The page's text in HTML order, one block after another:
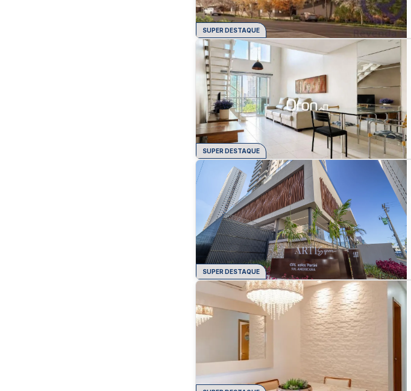
SUPER DESTAQUE
SUPER DESTAQUE
SUPER DESTAQUE